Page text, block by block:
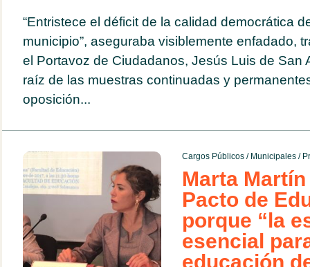
“Entristece el déficit de la calidad democrática
municipio”, aseguraba visiblemente enfadado,
el Portavoz de Ciudadanos, Jesús Luis de San
raíz de las muestras continuadas y
oposición...
Cargos Públicos/ Municipales/
Marta
Pacto de
porque “la
esencial
educación